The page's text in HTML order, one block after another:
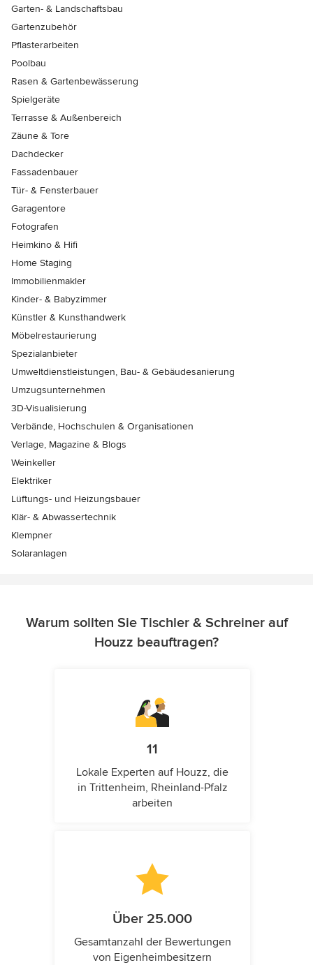
Garten- & Landschaftsbau
Gartenzubehör
Pflasterarbeiten
Poolbau
Rasen & Gartenbewässerung
Spielgeräte
Terrasse & Außenbereich
Zäune & Tore
Dachdecker
Fassadenbauer
Tür- & Fensterbauer
Garagentore
Fotografen
Heimkino & Hifi
Home Staging
Immobilienmakler
Kinder- & Babyzimmer
Künstler & Kunsthandwerk
Möbelrestaurierung
Spezialanbieter
Umweltdienstleistungen, Bau- & Gebäudesanierung
Umzugsunternehmen
3D-Visualisierung
Verbände, Hochschulen & Organisationen
Verlage, Magazine & Blogs
Weinkeller
Elektriker
Lüftungs- und Heizungsbauer
Klär- & Abwassertechnik
Klempner
Solaranlagen
Warum sollten Sie Tischler & Schreiner auf
Houzz beauftragen?
11
Lokale Experten auf Houzz, die
in Trittenheim, Rheinland-Pfalz
arbeiten
Über 25.000
Gesamtanzahl der Bewertungen
von Eigenheimbesitzern